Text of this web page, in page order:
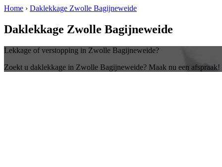
Home › Daklekkage Zwolle Bagijneweide
Daklekkage Zwolle Bagijneweide
Lekkage of verstopping in Zwolle Bagijneweide?
Zoekt u daklekkage in Zwolle Bagijneweide? Maak nu een afspraak!